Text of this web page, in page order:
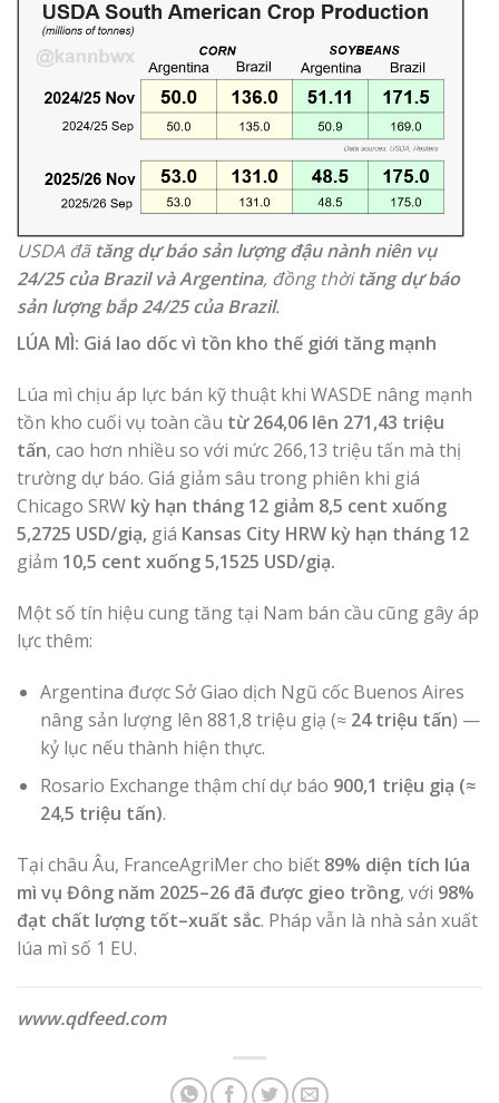
USDA đã tăng dự báo sản lượng đậu nành niên vụ
24/25 của Brazil và Argentina, đồng thờităng dự báo
sản lượng bắp 24/25 của Brazil.
LÚA MÌ: Giá lao dốc vì tồn kho thế giới tăng mạnh
Lúa mì chịu áp lực bán kỹ thuật khi WASDE nâng mạnh
tồn kho cuối vụ toàn cầu từ 264,06 lên 271,43 triệu
tấn, cao hơn nhiều so với mức 266,13 triệu tấn mà thị
trường dự báo. Giá giảm sâu trong phiên khi giá
Chicago SRW kỳ hạn tháng 12 giảm 8,5 cent xuống
5,2725 USD/giạ, giá Kansas City HRW kỳ hạn tháng 12
giảm 10,5 cent xuống 5,1525 USD/giạ.
Một số tín hiệu cung tăng tại Nam bán cầu cũng gây áp
lực thêm:
Argentina được Sở Giao dịch Ngũ cốc Buenos Aires
nâng sản lượng lên 881,8 triệu giạ (≈ 24 triệu tấn) —
kỷ lục nếu thành hiện thực.
Rosario Exchange thậm chí dự báo 900,1 triệu giạ (≈
24,5 triệu tấn).
Tại châu Âu, FranceAgriMer cho biết 89% diện tích lúa
mì vụ Đông năm 2025–26 đã được gieo trồng, với 98%
đạt chất lượng tốt–xuất sắc. Pháp vẫn là nhà sản xuất
lúa mì số 1 EU.
www.qdfeed.com